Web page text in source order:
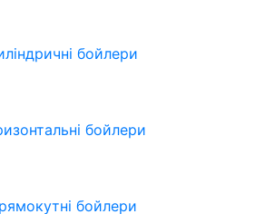
бойлери
бойлери
бойлери